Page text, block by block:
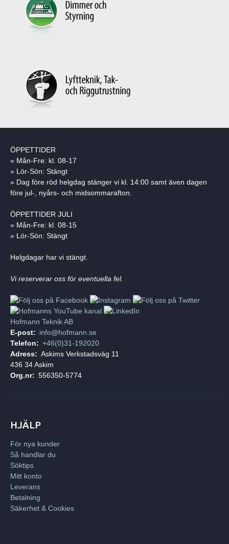
ÖPPETTIDER
» Mån-Fre: kl. 08-17
» Lör-Sön: Stängt
» Dag före röd helgdag stänger vi kl. 14:00 samt även dagen
före jul-, nyårs- och midsommarafton.
ÖPPETTIDER JULI
» Mån-Fre: kl. 08-15
» Lör-Sön: Stängt
Helgdagar har vi stängt.
Vi reserverar oss för eventuella fel.
Hofmann Teknik AB
E-post: info@hofmann.se
Telefon: +46(0)31-192020
Adress: Askims Verkstadsväg 11
436 34 Askim
Org.nr: 556350-5774
HJÄLP
För nya kunder
Så handlar du
Söktips
Mitt konto
Leverans
Betalning
Säkerhet & Cookies